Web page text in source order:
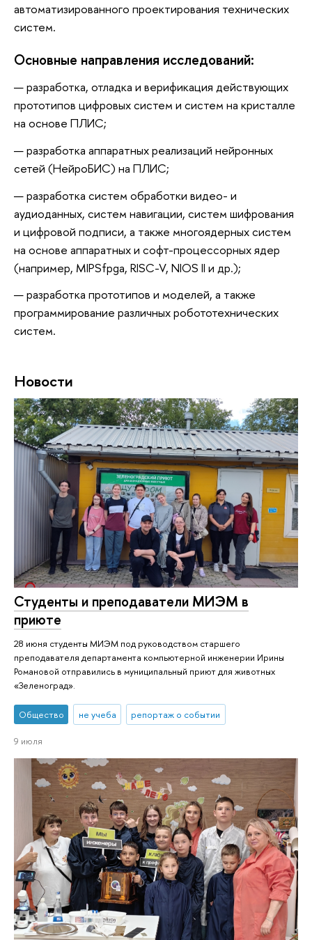
автоматизированного проектирования технических
систем.
Основные направления исследований:
разработка, отладка и верификация действующих
прототипов цифровых систем и систем на кристалле
на основе ПЛИС;
разработка аппаратных реализаций нейронных
сетей (НейроБИС) на ПЛИС;
разработка систем обработки видео- и
аудиоданных, систем навигации, систем шифрования
и цифровой подписи, а также многоядерных систем
на основе аппаратных и софт-процессорных ядер
(например, MIPSfpga, RISC-V, NIOS II и др.);
разработка прототипов и моделей, а также
программирование различных робототехнических
систем.
Новости
Студенты и преподаватели МИЭМ в
приюте
28 июня студенты МИЭМ под руководством старшего
преподавателя департамента компьютерной инженерии Ирины
Романовой отправились в муниципальный приют для животных
«Зеленоград».
Общество не учеба репортаж о событии
9 июля